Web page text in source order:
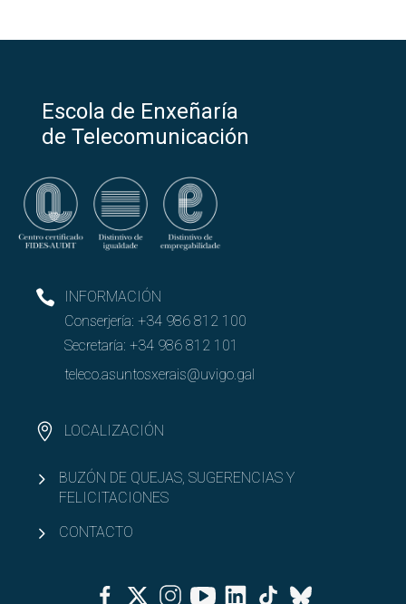
Escola de Enxeñaría
de Telecomunicación
INFORMACIÓN
Conserjería: +34 986 812 100
Secretaría: +34 986 812 101
teleco.asuntosxerais@uvigo.gal
LOCALIZACIÓN
BUZÓN DE QUEJAS, SUGERENCIAS Y
FELICITACIONES
CONTACTO
FacebookTwitterInstagramYoutubeLinkedinTiktok